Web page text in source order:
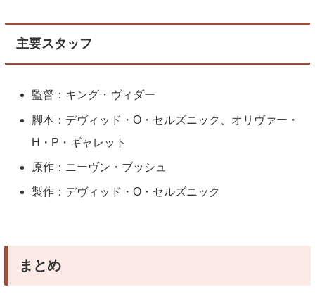
主要スタッフ
監督：キング・ヴィダー
脚本：デヴィッド・O・セルズニック、オリヴァー・
H・P・ギャレット
原作：ニーヴン・ブッシュ
製作：デヴィッド・O・セルズニック
まとめ